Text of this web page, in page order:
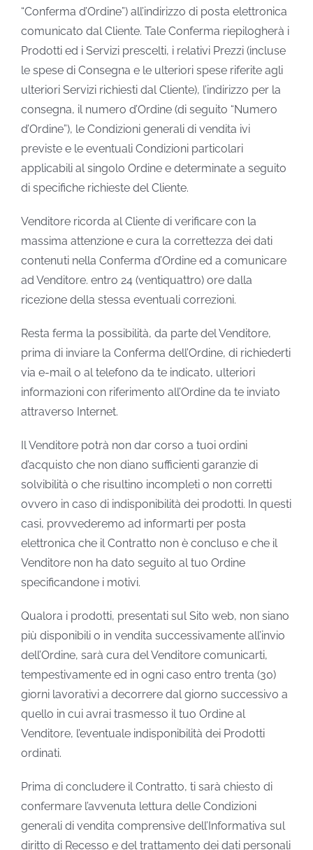
“Conferma d’Ordine”) all’indirizzo di posta elettronica
comunicato dal Cliente. Tale Conferma riepilogherà i
Prodotti ed i Servizi prescelti, i relativi Prezzi (incluse
le spese di Consegna e le ulteriori spese riferite agli
ulteriori Servizi richiesti dal Cliente), l’indirizzo per la
consegna, il numero d’Ordine (di seguito “Numero
d’Ordine”), le Condizioni generali di vendita ivi
previste e le eventuali Condizioni particolari
applicabili al singolo Ordine e determinate a seguito
di specifiche richieste del Cliente.
Venditore ricorda al Cliente di verificare con la
massima attenzione e cura la correttezza dei dati
contenuti nella Conferma d’Ordine ed a comunicare
ad Venditore. entro 24 (ventiquattro) ore dalla
ricezione della stessa eventuali correzioni.
Resta ferma la possibilità, da parte del Venditore,
prima di inviare la Conferma dell’Ordine, di richiederti
via e-mail o al telefono da te indicato, ulteriori
informazioni con riferimento all’Ordine da te inviato
attraverso Internet.
Il Venditore potrà non dar corso a tuoi ordini
d’acquisto che non diano sufficienti garanzie di
solvibilità o che risultino incompleti o non corretti
ovvero in caso di indisponibilità dei prodotti. In questi
casi, provvederemo ad informarti per posta
elettronica che il Contratto non è concluso e che il
Venditore non ha dato seguito al tuo Ordine
specificandone i motivi.
Qualora i prodotti, presentati sul Sito web, non siano
più disponibili o in vendita successivamente all’invio
dell’Ordine, sarà cura del Venditore comunicarti,
tempestivamente ed in ogni caso entro trenta (30)
giorni lavorativi a decorrere dal giorno successivo a
quello in cui avrai trasmesso il tuo Ordine al
Venditore, l’eventuale indisponibilità dei Prodotti
ordinati.
Prima di concludere il Contratto, ti sarà chiesto di
confermare l’avvenuta lettura delle Condizioni
generali di vendita comprensive dell’Informativa sul
diritto di Recesso e del trattamento dei dati personali